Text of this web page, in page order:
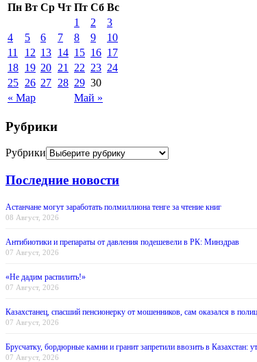
Пн Вт Ср Чт Пт Сб Вс
« Мар Май »
1 2
3
4
5 6 7 8 9
10
11
12 13 14 15 16 17
18 19 20 21 22 23 24
25 26 27 28 29 30
Рубрики
Рубрики
Последние новости
Астанчане могут заработать полмиллиона тенге за чтение книг
08 Август, 2026
Антибиотики и препараты от давления подешевели в РК: Минздрав
07 Август, 2026
«Не дадим распилить!»
07 Август, 2026
Казахстанец, спасший пенсионерку от мошенников, сам оказался в
07 Август, 2026
Брусчатку, бордюрные камни и гранит запретили ввозить в Казахстан:
07 Август, 2026